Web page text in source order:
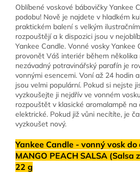
Oblíbené voskové bábovičky Yankee
podobu! Nově je najdete v hladkém
praktickém balení s velkým
rozpouštějí a k dispozici jsou v
Yankee Candle. Vonné vosky Yankee
provonět Váš interiér během několika
nezávadný potravinářský parafín je
vonnými esencemi. Voní až 24 hodin
jsou velmi populární. Pokud si nejste
vyzkoušejte ji nejdřív ve vonném
rozpouštět v klasické aromalampě na
elektrické. Pokud již vůni necítíte, je
vyzkoušet nový.
Yankee Candle - vonný vosk
MANGO PEACH SALSA (Salsa
22 g